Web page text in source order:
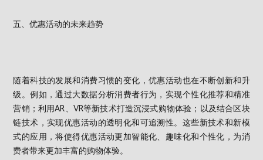
五、优惠活动的未来趋势
随着科技的发展和消费习惯的变化，优惠活动也在不断创新和升
级。例如，通过大数据分析消费者行为，实现个性化推荐和精准
营销；利用AR、VR等新技术打造沉浸式购物体验；以及结合区块
链技术，实现优惠活动的透明化和可追溯性。这些新技术和新模
式的应用，将使得优惠活动更加智能化、趣味化和个性化，为消
费者带来更加丰富的购物体验。